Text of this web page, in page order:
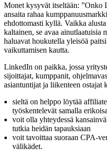
Monet kysyvät itseltään: ”Onko
ansaita rahaa
ehdottomasti kyllä. Vaikka
kaltainen, se avaa ainutlaatuisia
haluavat houkutella yleisöä
vaikuttamisen kautta.
LinkedIn on paikka, jossa
sijoittajat, kumppanit,
asiantuntijat ja liikenteen ostajat
sieltä on helppo löytää
työskentelevät samalla
voit olla yhteydessä
tutkia heidän tapauksiaan
voit tavoittaa suoraan CPA-
välikädet.